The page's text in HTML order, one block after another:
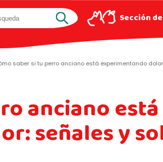
Sección
saber si tu perro anciano está experimentando
anciano está
señales y